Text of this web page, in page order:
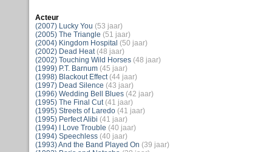
Acteur
(2007) Lucky You (53 jaar)
(2005) The Triangle (51 jaar)
(2004) Kingdom Hospital (50 jaar)
(2002) Dead Heat (48 jaar)
(2002) Touching Wild Horses (48 jaar)
(1999) P.T. Barnum (45 jaar)
(1998) Blackout Effect (44 jaar)
(1997) Dead Silence (43 jaar)
(1996) Wedding Bell Blues (42 jaar)
(1995) The Final Cut (41 jaar)
(1995) Streets of Laredo (41 jaar)
(1995) Perfect Alibi (41 jaar)
(1994) I Love Trouble (40 jaar)
(1994) Speechless (40 jaar)
(1993) And the Band Played On (39 jaar)